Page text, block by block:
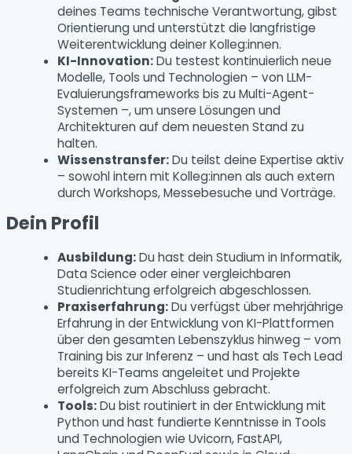
deines Teams technische Verantwortung, gibst
Orientierung und unterstützt die langfristige
Weiterentwicklung deiner Kolleg:innen.
KI-Innovation:Du testest kontinuierlich neue
Modelle, Tools und Technologien – von LLM-
Evaluierungsframeworks bis zu Multi-Agent-
Systemen –, um unsere Lösungen und
Architekturen auf dem neuesten Stand zu
halten.
Wissenstransfer:Du teilst deine Expertise aktiv
– sowohl intern mit Kolleg:innen als auch extern
durch Workshops, Messebesuche und Vorträge.
Dein Profil
Ausbildung:Du hast dein Studium in Informatik,
Data Science oder einer vergleichbaren
Studienrichtung erfolgreich abgeschlossen.
Praxiserfahrung:Du verfügst über mehrjährige
Erfahrung in der Entwicklung von KI-Plattformen
über den gesamten Lebenszyklus hinweg – vom
Training bis zur Inferenz – und hast als Tech Lead
bereits KI-Teams angeleitet und Projekte
erfolgreich zum Abschluss gebracht.
Tools:Du bist routiniert in der Entwicklung mit
Python und hast fundierte Kenntnisse in Tools
und Technologien wie Uvicorn, FastAPI,